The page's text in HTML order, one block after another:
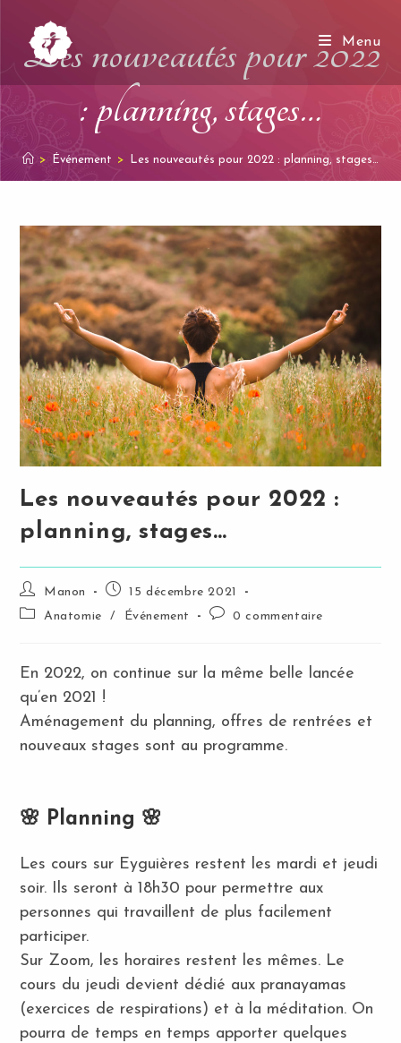
content
Menu
Les nouveautés pour 2022
: planning, stages…
> Événement > Les nouveautés pour 2022 : planning, stages…
Les nouveautés pour 2022 :
planning, stages…
Auteur/autrice
de
la
Manon
Publication
publiée :
15 décembre 2021
PostAnatomie / Événement
Commentaires
publication :
0 commentaire
En 2022, on continue sur la même belle lancée
qu’en 2021 !
Aménagement du planning, offres de rentrées et
nouveaux stages sont au programme.
🌸 Planning 🌸
Les cours sur Eyguières restent les mardi et jeudi
soir. Ils seront à 18h30 pour permettre aux
personnes qui travaillent de plus facilement
participer.
Sur Zoom, les horaires restent les mêmes. Le
cours du jeudi devient dédié aux pranayamas
(exercices de respirations) et à la méditation. On
pourra de temps en temps apporter quelques